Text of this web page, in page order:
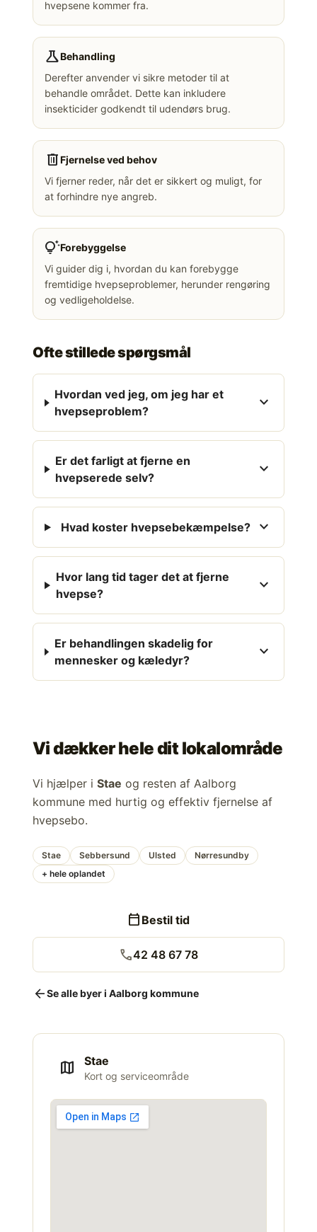
hvepsene kommer fra.
scienceBehandling
Derefter anvender vi sikre metoder til at
behandle området. Dette kan inkludere
insekticider godkendt til udendørs brug.
deleteFjernelse ved behov
Vi fjerner reder, når det er sikkert og muligt, for
at forhindre nye angreb.
tips_and_updatesForebyggelse
Vi guider dig i, hvordan du kan forebygge
fremtidige hvepseproblemer, herunder rengøring
og vedligeholdelse.
Ofte stillede spørgsmål
Hvordan ved jeg, om jeg har et
hvepseproblem?
expand_more
Er det farligt at fjerne en
hvepserede selv?
expand_more
Hvad koster hvepsebekæmpelse? expand_more
Hvor lang tid tager det at fjerne
hvepse?
expand_more
Er behandlingen skadelig for
mennesker og kæledyr?
expand_more
Vi dækker hele dit lokalområde
Vi hjælper i Stae og resten af Aalborg
kommune med hurtig og effektiv fjernelse af
hvepsebo.
Stae Sebbersund Ulsted
Nørresundby
+ hele oplandet
calendar_today Bestil tid
call42 48 67 78
arrow_backSe alle byer i Aalborg kommune
map Stae
Kort og serviceområde